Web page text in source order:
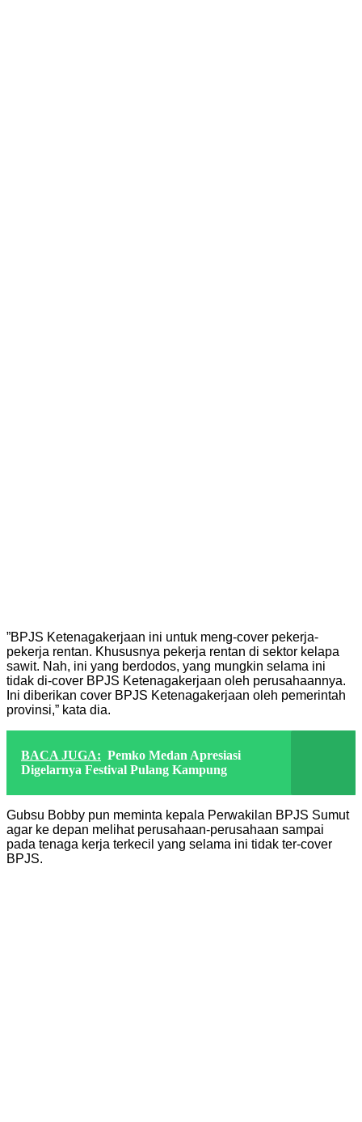
​”BPJS Ketenagakerjaan ini untuk meng-cover pekerja-
pekerja rentan. Khususnya pekerja rentan di sektor kelapa
sawit. Nah, ini yang berdodos, yang mungkin selama ini
tidak di-cover BPJS Ketenagakerjaan oleh perusahaannya.
Ini diberikan cover BPJS Ketenagakerjaan oleh pemerintah
provinsi,” kata dia.
BACA JUGA: Pemko Medan Apresiasi
Digelarnya Festival Pulang Kampung
​Gubsu Bobby pun meminta kepala Perwakilan BPJS Sumut
agar ke depan melihat perusahaan-perusahaan sampai
pada tenaga kerja terkecil yang selama ini tidak ter-cover
BPJS.